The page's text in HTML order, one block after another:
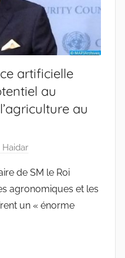
artificielle
au
au
Haidar
de SM le Roi
agronomiques et les
un « énorme